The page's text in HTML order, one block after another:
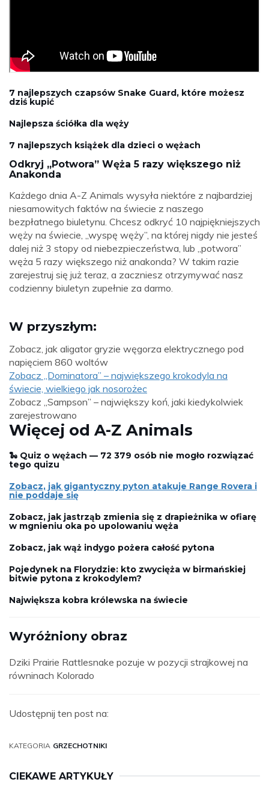
7 najlepszych czapsów Snake Guard, które możesz
dziś kupić
Najlepsza ściółka dla węży
7 najlepszych książek dla dzieci o wężach
Odkryj „Potwora” Węża 5 razy większego niż
Anakonda
Każdego dnia A-Z Animals wysyła niektóre z najbardziej
niesamowitych faktów na świecie z naszego
bezpłatnego biuletynu. Chcesz odkryć 10 najpiękniejszych
węży na świecie, „wyspę węży”, na której nigdy nie jesteś
dalej niż 3 stopy od niebezpieczeństwa, lub „potwora”
węża 5 razy większego niż anakonda? W takim razie
zarejestruj się już teraz, a zaczniesz otrzymywać nasz
codzienny biuletyn zupełnie za darmo.
W przyszłym:
Zobacz, jak aligator gryzie węgorza elektrycznego pod
napięciem 860 woltów
Zobacz „Dominatora” – największego krokodyla na
świecie, wielkiego jak nosorożec
Zobacz „Sampson” – największy koń, jaki kiedykolwiek
zarejestrowano
Więcej od A-Z Animals
🐍 Quiz o wężach — 72 379 osób nie mogło rozwiązać
tego quizu
Zobacz, jak gigantyczny pyton atakuje Range Rovera i
nie poddaje się
Zobacz, jak jastrząb zmienia się z drapieżnika w ofiarę
w mgnieniu oka po upolowaniu węża
Zobacz, jak wąż indygo pożera całość pytona
Pojedynek na Florydzie: kto zwycięża w birmańskiej
bitwie pytona z krokodylem?
Największa kobra królewska na świecie
Wyróżniony obraz
Dziki Prairie Rattlesnake pozuje w pozycji strajkowej na
równinach Kolorado
Udostępnij ten post na:
KATEGORIA GRZECHOTNIKI
CIEKAWE ARTYKUŁY